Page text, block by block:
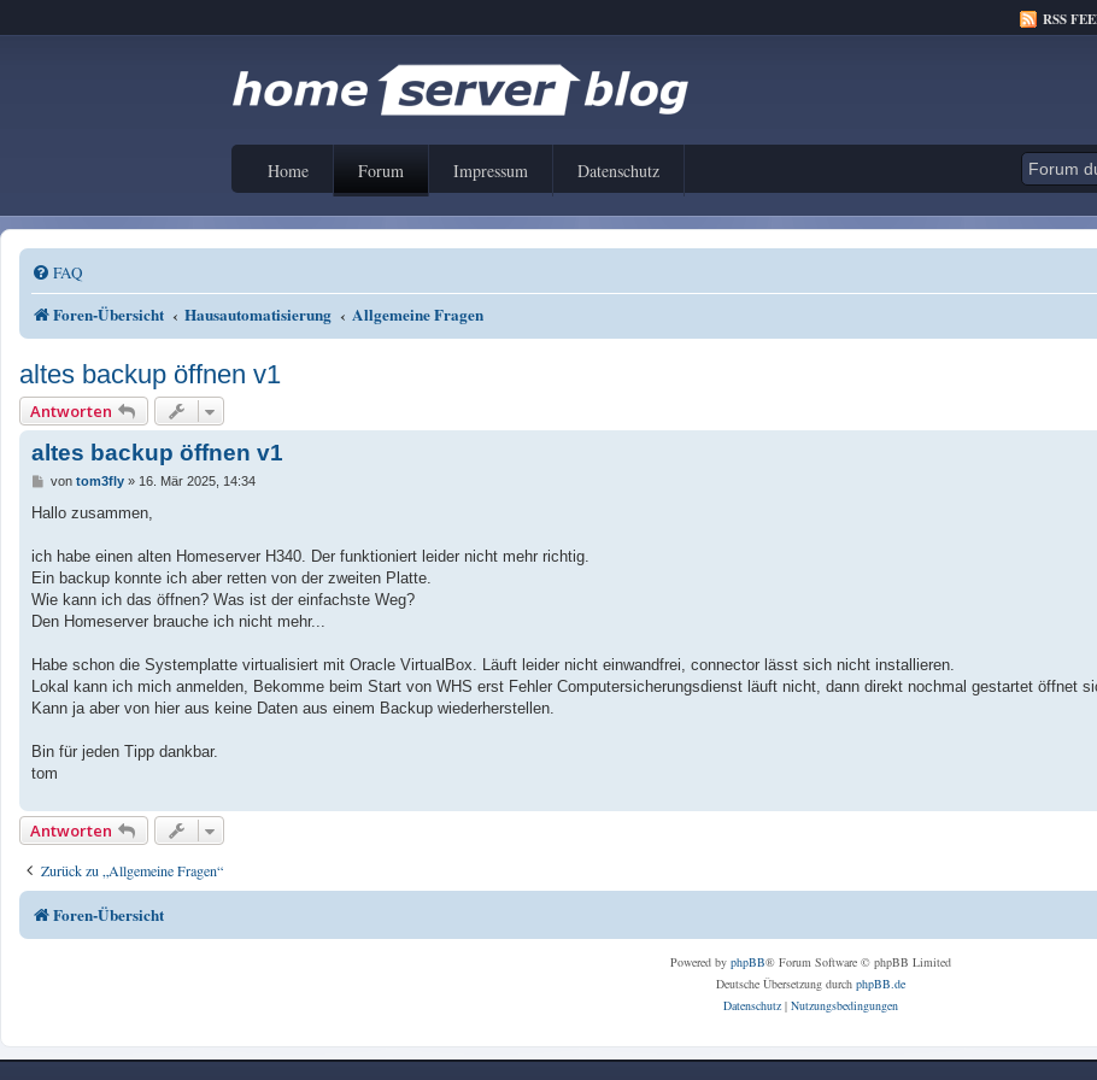
RSS
Home Forum Impressum Datenschutz
FAQ
Foren-Übersicht Hausautomatisierung Allgemeine Fragen
altes backup öffnen v1
Antworten
altes backup öffnen v1
B
i
a
von tom3fly» 16. Mär 2025, 14:34
Hallo zusammen,
ich habe einen alten Homeserver H340. Der funktioniert leider nicht mehr richtig.
Ein backup konnte ich aber retten von der zweiten Platte.
Wie kann ich das öffnen? Was ist der einfachste Weg?
Den Homeserver brauche ich nicht mehr...
Habe schon die Systemplatte virtualisiert mit Oracle VirtualBox. Läuft leider nicht einwandfrei, connector lässt sich nicht installieren.
Lokal kann ich mich anmelden, Bekomme beim Start von WHS erst Fehler Computersicherungsdienst läuft nicht, dann direkt nochmal gestartet öffnet
Kann ja aber von hier aus keine Daten aus einem Backup wiederherstellen.
Bin für jeden Tipp dankbar.
tom
Antworten
Zurück zu „Allgemeine Fragen“
Foren-Übersicht
Powered by phpBB® Forum Software © phpBB Limited
Deutsche Übersetzung durch phpBB.de
Datenschutz| Nutzungsbedingungen